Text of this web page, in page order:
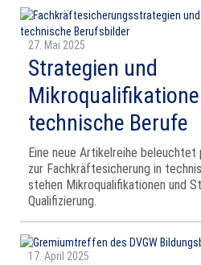
27. Mai 2025
Strategien und
technische Berufe
Eine neue Artikelreihe beleuchtet
zur Fachkräftesicherung in
stehen Mikroqualifikationen und
Qualifizierung.
17. April 2025